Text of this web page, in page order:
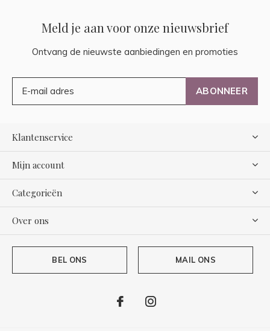
Meld je aan voor onze nieuwsbrief
Ontvang de nieuwste aanbiedingen en promoties
ABONNEER
Klantenservice
Mijn account
Categorieën
Over ons
BEL ONS MAIL ONS